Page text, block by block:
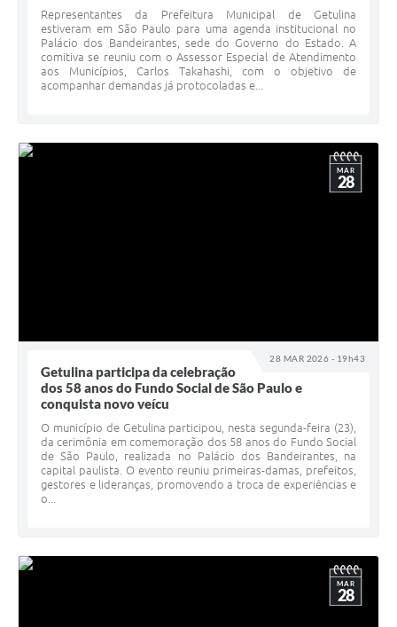
Representantes da Prefeitura Municipal de Getulina
estiveram em São Paulo para uma agenda institucional no
Palácio dos Bandeirantes, sede do Governo do Estado. A
comitiva se reuniu com o Assessor Especial de Atendimento
aos Municípios, Carlos Takahashi, com o objetivo de
acompanhar demandas já protocoladas e...
28 MAR 2026 - 19h43
MAR
28
Getulina participa da celebração
dos 58 anos do Fundo Social de São Paulo e
conquista novo veícu
O município de Getulina participou, nesta segunda-feira (23),
da cerimônia em comemoração dos 58 anos do Fundo Social
de São Paulo, realizada no Palácio dos Bandeirantes, na
capital paulista. O evento reuniu primeiras-damas, prefeitos,
gestores e lideranças, promovendo a troca de experiências e
o...
MAR
28